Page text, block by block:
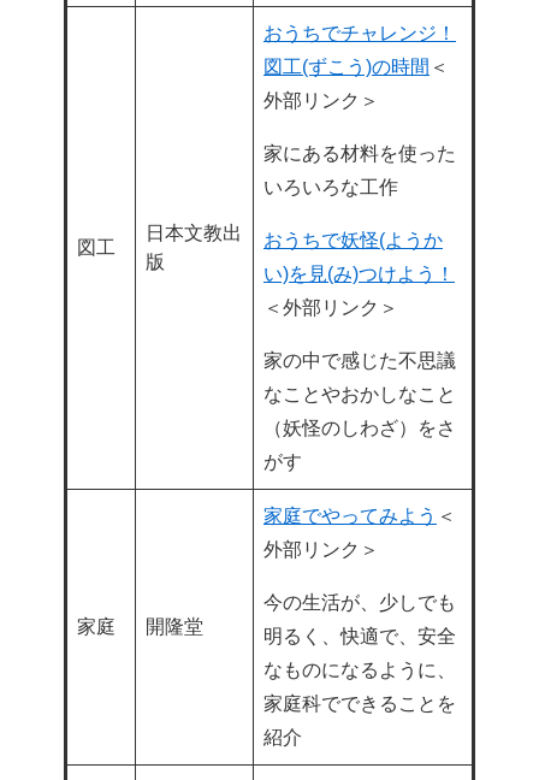
図工
日本文教出
版
おうちでチャレンジ！
図工(ずこう)の時間 ＜
外部リンク＞
家にある材料を使った
いろいろな工作
おうちで妖怪(ようか
い)を見(み)つけよう！
＜外部リンク＞
家の中で感じた不思議
なことやおかしなこと
（妖怪のしわざ）をさ
がす
家庭 開隆堂
家庭でやってみよう ＜
外部リンク＞
今の生活が、少しでも
明るく、快適で、安全
なものになるように、
家庭科でできることを
紹介